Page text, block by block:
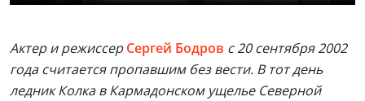
Актер и режиссерСергей Бодров с 20 сентября 2002
года считается пропавшим без вести. В тот день
ледник Колка в Кармадонском ущелье Северной